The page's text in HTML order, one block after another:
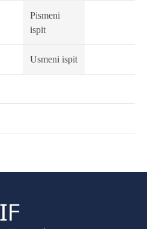
Pismeni
ispit
Usmeni ispit